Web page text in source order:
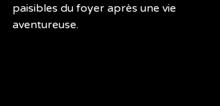
paisibles du foyer après une vie
aventureuse.